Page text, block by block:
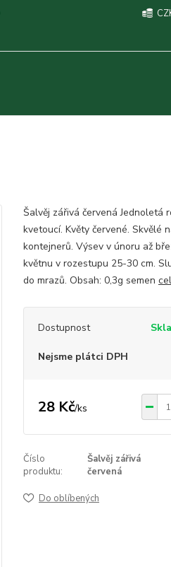
Šalvěj zářivá červená Jednoletá
kvetoucí. Květy červené. Skvělé
kontejnerů. Výsev v únoru až
květnu v rozestupu 25-30 cm.
do mrazů. Obsah: 0,3g semen
Dostupnost
Nejsme plátci DPH
28 Kč/ks
Číslo
produktu:
Šalvěj zářivá
červená
Do oblíbených